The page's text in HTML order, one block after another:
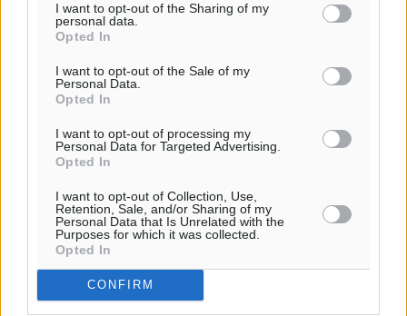
I want to opt-out of the Sharing of my
personal data.
Opted In
I want to opt-out of the Sale of my
Personal Data.
Opted In
I want to opt-out of processing my
Personal Data for Targeted Advertising.
Opted In
I want to opt-out of Collection, Use,
Retention, Sale, and/or Sharing of my
Personal Data that Is Unrelated with the
Purposes for which it was collected.
Opted In
CONFIRM
ορθολογικό τρόπο να πάμε μπροστά».
Αυτό που εννοεί ο Οσμπορν είναι ότι η «υβριδική», όπως
έχει ονομαστεί, συμφωνία θα σέβεται τις κόκκινες
γραμμές των δύο πλευρών, δηλαδή το ιδιοκτησιακό
ζήτημα, που είναι εξαιρετικά σοβαρό και ακανθώδες. Η
Ελλάδα δεν μπορεί να αποδεχθεί κανενός είδους
«δανεισμό» των Γλυπτών του Παρθενώνα, καθώς έτσι θα
αναγνωρίζει τη βρετανική κυριότητα επί των
αρχαιοτήτων. Από την άλλη, το Βρετανικό Μουσείο δεν
θέλει να εμφανιστεί οποιαδήποτε απομάκρυνση των
Γλυπτών ως μόνιμη «απόσπαση» από τη συλλογή του,
διότι τότε θα παραβιάζει τη νομοθεσία που διέπει τη
λειτουργία του (νόμος 1963). Γι’ αυτό και η βρετανική